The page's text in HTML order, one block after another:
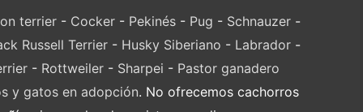
terrier - Cocker - Pekinés - Pug - Schnauzer -
Russell Terrier- Husky Siberiano - Labrador-
- Rottweiler- Sharpei - Pastor ganadero
y gatos en adopción. No ofrecemos cachorros